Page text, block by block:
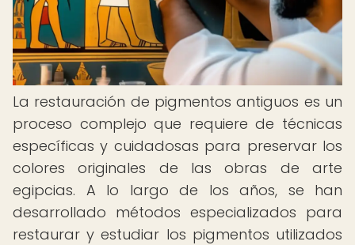
La restauración de pigmentos antiguos es un
proceso complejo que requiere de técnicas
específicas y cuidadosas para preservar los
colores originales de las obras de arte
egipcias. A lo largo de los años, se han
desarrollado métodos especializados para
restaurar y estudiar los pigmentos utilizados